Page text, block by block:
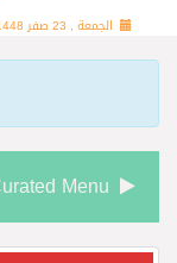
الجمعة , 23 صفر 1448 هـ ,